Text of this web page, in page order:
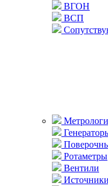
ВГОН
ВСП
Ротаметры
Вентили